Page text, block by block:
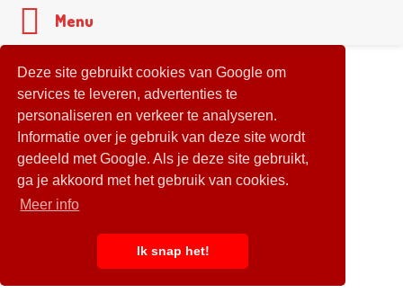
Deze site gebruikt cookies van Google om
services te leveren, advertenties te
personaliseren en verkeer te analyseren.
Informatie over je gebruik van deze site wordt
gedeeld met Google. Als je deze site gebruikt,
ga je akkoord met het gebruik van cookies.
Meer info
Ik snap het!
Menu